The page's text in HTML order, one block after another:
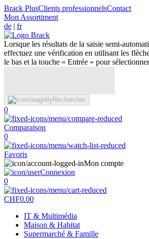
Brack PlusClients professionnelsContact
Mon Assortiment
de | fr
Lorsque les résultats de la saisie semi-
effectuez une vérification en utilisant les
le bas et la touche « Entrée » pour
Rechercher
0
Comparaison
0
Favoris
Mon compte
Connexion
0
CHF0.00
IT & Multimédia
Maison & Habitat
Supermarché & Famille